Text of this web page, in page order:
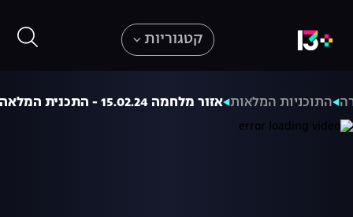
קטגוריות
התוכניות המלאות אזור מלחמה 15.02.24 - התכנית המלאה